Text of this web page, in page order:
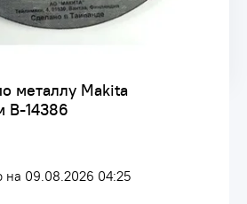
металлу Makita
В-14386
на 09.08.2026 04:25